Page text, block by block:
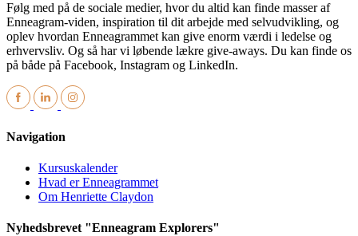
Følg med på de sociale medier, hvor du altid kan finde masser af
Enneagram-viden, inspiration til dit arbejde med selvudvikling, og
oplev hvordan Enneagrammet kan give enorm værdi i ledelse og
erhvervsliv. Og så har vi løbende lækre give-aways. Du kan finde os
på både på Facebook, Instagram og LinkedIn.
Navigation
Kursuskalender
Hvad er Enneagrammet
Om Henriette Claydon
Nyhedsbrevet "Enneagram Explorers"